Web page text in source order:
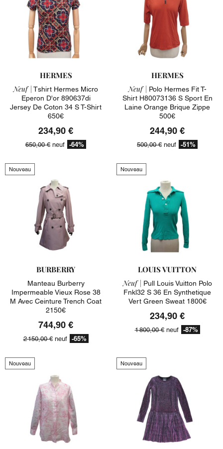
HERMES
Neuf | Tshirt Hermes Micro
Eperon D'or 890637di
Jersey De Coton 34 S T-Shirt
650€
234,90 €
650,00 € neuf -64%
HERMES
Neuf | Polo Hermes Fit T-
Shirt H80073136 S Sport En
Laine Orange Brique Zippe
500€
244,90 €
500,00 € neuf -51%
Nouveau
BURBERRY
Manteau Burberry
Impermeable Vieux Rose 38
M Avec Ceinture Trench Coat
2150€
744,90 €
2 150,00 €neuf -65%
Nouveau
LOUIS VUITTON
Neuf | Pull Louis Vuitton Polo
Fnkl32 S 36 En Synthetique
Vert Green Sweat 1800€
234,90 €
1 800,00 €neuf -87%
Nouveau Nouveau